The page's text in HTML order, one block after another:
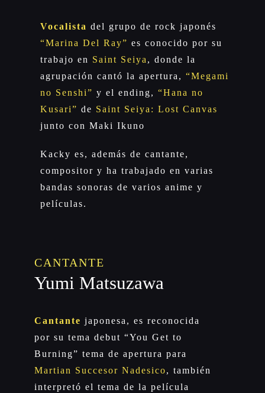
Vocalista del grupo de rock japonés
“Marina Del Ray” es conocido por su
trabajo en Saint Seiya , donde la
agrupación cantó la apertura,“Megami
no Senshi” y el ending,“Hana no
Kusari” de Saint Seiya: Lost Canvas
junto con Maki Ikuno
Kacky es, además de cantante,
compositor y ha trabajado en varias
bandas sonoras de varios anime y
películas.
CANTANTE
Yumi Matsuzawa
Cantante japonesa, es reconocida
por su tema debut “You Get to
Burning” tema de apertura para
Martian Succesor Nadesico, también
interpretó el tema de la película